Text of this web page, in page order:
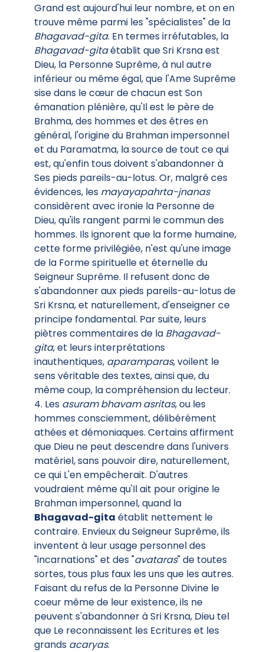
Grand est aujourd'hui leur nombre, et on en
trouve même parmi les "spécialistes" de la
Bhagavad-gita. En termes irréfutables, la
Bhagavad-gitaétablit que Sri Krsna est
Dieu, la Personne Suprême, à nul autre
inférieur ou même égal, que l'Ame Suprême
sise dans le cœur de chacun est Son
émanation plénière, qu'Il est le père de
Brahma, des hommes et des êtres en
général, l'origine du Brahman impersonnel
et du Paramatma, la source de tout ce qui
est, qu'enfin tous doivent s'abandonner à
Ses pieds pareils-au-lotus. Or, malgré ces
évidences, les mayayapahrta-jnanas
considèrent avec ironie la Personne de
Dieu, qu'ils rangent parmi le commun des
hommes. Ils ignorent que la forme humaine,
cette forme privilégiée, n'est qu'une image
de la Forme spirituelle et éternelle du
Seigneur Suprême. Il refusent donc de
s'abandonner aux pieds pareils-au-lotus de
Sri Krsna, et naturellement, d'enseigner ce
principe fondamental. Par suite, leurs
piètres commentaires de la Bhagavad-
gita, et leurs interprétations
inauthentiques, aparamparas, voilent le
sens véritable des textes, ainsi que, du
même coup, la compréhension du lecteur.
4. Les asuram bhavam asritas, ou les
hommes consciemment, délibérément
athées et démoniaques. Certains affirment
que Dieu ne peut descendre dans l'univers
matériel, sans pouvoir dire, naturellement,
ce qui L'en empêcherait. D'autres
voudraient même qu'Il ait pour origine le
Brahman impersonnel, quand la
Bhagavad-gita établit nettement le
contraire. Envieux du Seigneur Suprême, ils
inventent à leur usage personnel des
"incarnations" et des "avataras" de toutes
sortes, tous plus faux les uns que les autres.
Faisant du refus de la Personne Divine le
coeur même de leur existence, ils ne
peuvent s'abandonner à Sri Krsna, Dieu tel
que Le reconnaissent les Ecritures et les
grands acaryas.